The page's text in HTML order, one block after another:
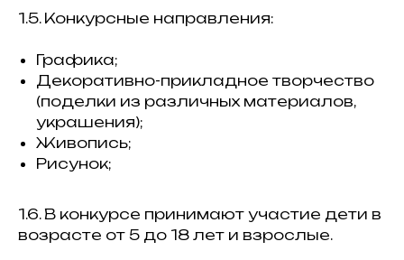
1.5. Конкурсные направления:
Графика;
Декоративно-прикладное творчество
(поделки из различных материалов,
украшения);
Живопись;
Рисунок;
1.6. В конкурсе принимают участие дети в
возрасте от 5 до 18 лет и взрослые.